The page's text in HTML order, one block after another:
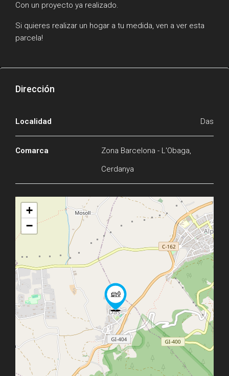
Con un proyecto ya realizado.
Si quieres realizar un hogar a tu medida, ven a ver esta
parcela!
Dirección
Localidad Das
Comarca
Zona Barcelona - L'Obaga,
Cerdanya
+
−